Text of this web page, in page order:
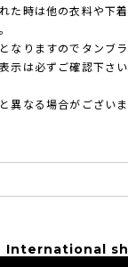
た時は他の衣料や下
なりますのでタンブ
示は必ずご確認下さ
異なる場合がござい
International